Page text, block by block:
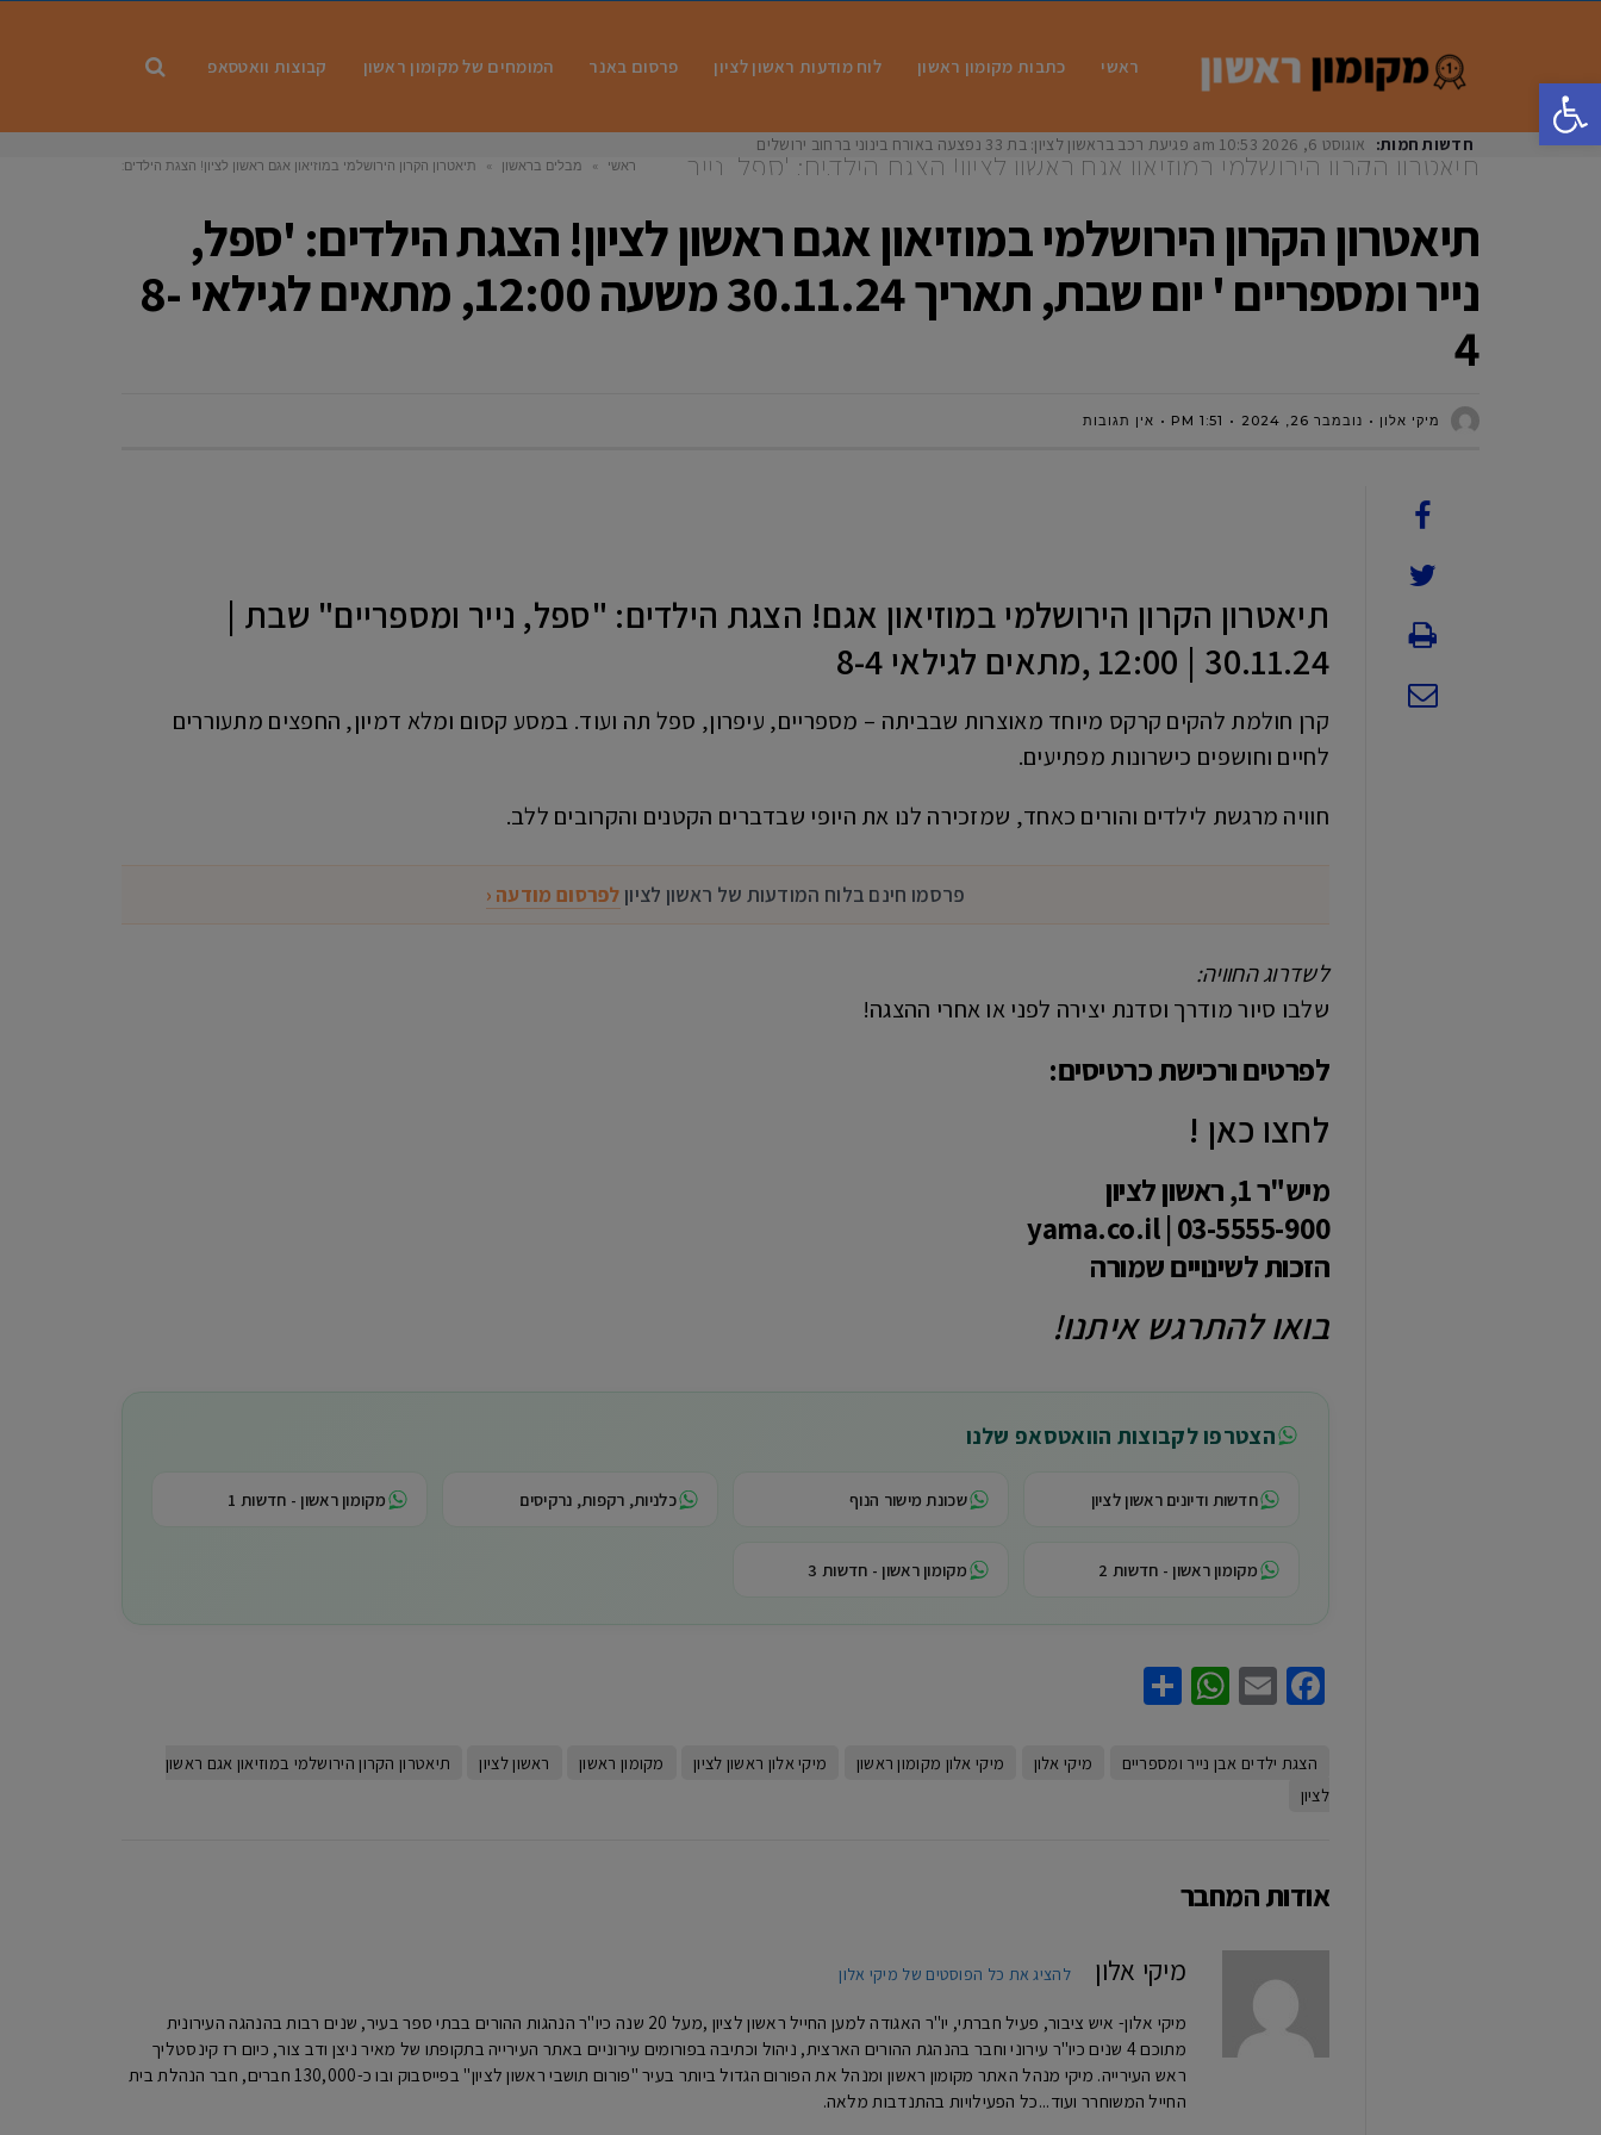
פתח סרגל נגישות
ראשי כתבות מקומון ראשון לוח מודעות ראשון לציון פרסום באנר המומחים של מקומון ראשון קבוצות וואטסאפ
חדשות חמות: אוגוסט 6, 2026 10:53 am פגיעת רכב בראשון לציון: בת 33 נפצעה באורח בינוני ברחוב ירושלים
תיאטרון הקרון הירושלמי במוזיאון אגם ראשון לציון! הצגת הילדים: 'ספל, נייר
ומספריים ' יום שבת, תאריך 30.11.24 משעה 12:00, מתאים לגילאי 8-4 ראשי » מבלים בראשון »
תיאטרון הקרון הירושלמי במוזיאון אגם ראשון לציון! הצגת הילדים:
תיאטרון הקרון הירושלמי במוזיאון אגם ראשון לציון! הצגת הילדים: 'ספל,
נייר ומספריים ' יום שבת, תאריך 30.11.24 משעה 12:00, מתאים לגילאי 8-
4
מיקי אלון נובמבר 26, 2024 1:51 PM אין תגובות
תיאטרון הקרון הירושלמי במוזיאון אגם! הצגת הילדים: "ספל, נייר ומספריים" שבת |
30.11.24 | 12:00 ,מתאים לגילאי 8-4
קרן חולמת להקים קרקס מיוחד מאוצרות שבביתה – מספריים, עיפרון, ספל תה ועוד. במסע קסום ומלא דמיון, החפצים מתעוררים
לחיים וחושפים כישרונות מפתיעים.
חוויה מרגשת לילדים והורים כאחד, שמזכירה לנו את היופי שבדברים הקטנים והקרובים ללב.
פרסמו חינם בלוח המודעות של ראשון לציון לפרסום מודעה ‹
לשדרוג החוויה:
שלבו סיור מודרך וסדנת יצירה לפני או אחרי ההצגה!
לפרטים ורכישת כרטיסים:
לחצו כאן !
מיש"ר 1, ראשון לציון
03-5555-900 | yama.co.il
הזכות לשינויים שמורה
בואו להתרגש איתנו!
הצטרפו לקבוצות הוואטסאפ שלנו
חדשות ודיונים ראשון לציון שכונת מישור הנוף כלניות, רקפות, נרקיסים מקומון ראשון - חדשות 1
מקומון ראשון - חדשות 2 מקומון ראשון - חדשות 3
Facebook
Email
WhatsApp
הצגת ילדים אבן נייר ומספריים מיקי אלון מיקי אלון מקומון ראשון מיקי אלון ראשון לציון מקומון ראשון ראשון לציון
תיאטרון הקרון הירושלמי במוזיאון אגם ראשון
לציון
אודות המחבר
מיקי אלון להציג את כל הפוסטים של מיקי אלון
מיקי אלון- איש ציבור, פעיל חברתי, יו"ר האגודה למען החייל ראשון לציון ,מעל 20 שנה כיו"ר הנהגות ההורים בבתי ספר בעיר, שנים רבות בהנהגה העירונית
מתוכם 4 שנים כיו"ר עירוני וחבר בהנהגת ההורים הארצית, ניהול וכתיבה בפורומים עירוניים באתר העירייה בתקופתו של מאיר ניצן ודב צור, כיום רז קינסטליך
ראש העירייה. מיקי מנהל האתר מקומון ראשון ומנהל את הפורום הגדול ביותר בעיר "פורום תושבי ראשון לציון" בפייסבוק ובו כ-130,000 חברים, חבר הנהלת בית
החייל המשוחרר ועוד...כל הפעילויות בהתנדבות מלאה.